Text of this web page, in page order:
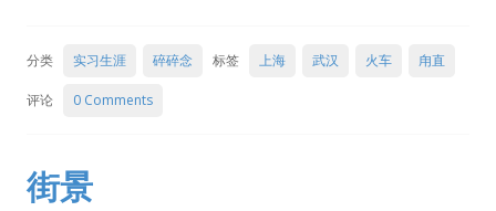
分类 实习生涯 碎碎念 标签 上海 武汉 火车 甪直
评论 0 Comments
街景